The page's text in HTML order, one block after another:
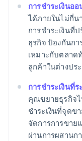
การชำระเงินอ
ได้ภายในไม่กี่น
การชำระเงินที่
ธุรกิจ ป้องกันกา
เหมาะกับตลาด
ลูกค้าในต่างปร
การชำระเงินที่
คุณขยายธุรกิจไ
ชำระเงินที่จุดข
จัดการการขาย
ผ่านการผสานก